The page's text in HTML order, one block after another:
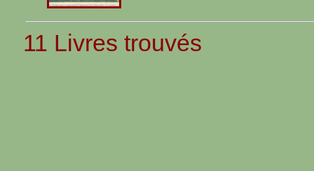
11 Livres trouvés